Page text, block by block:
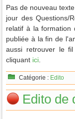
Pas de nouveau
jour des Questions/
relatif à la formation
publiée à la fin de
aussi retrouver le
cliquant ici
Catégorie : Edito
Edito de